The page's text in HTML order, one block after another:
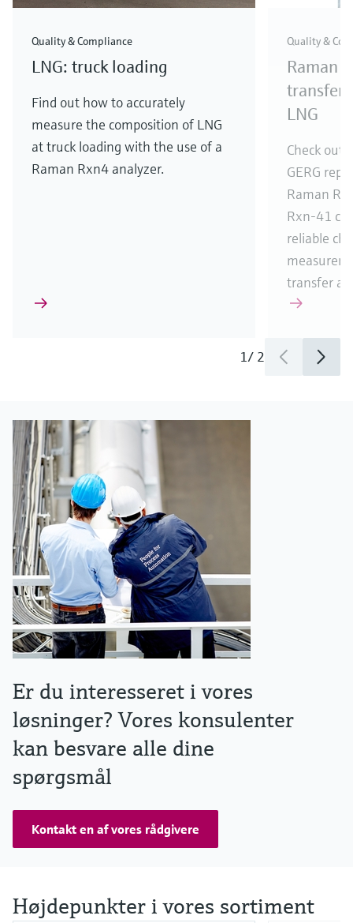
Quality & Compliance
LNG: truck loading
Find out how to accurately
measure the composition of LNG
at truck loading with the use of a
Raman Rxn4 analyzer.
Quality &
Raman
transfer
LNG
Check out
GERG
Raman
Rxn-41
reliable
transfer
1/ 2
Er du interesseret i vores
løsninger? Vores konsulenter
kan besvare alle dine
spørgsmål
Kontakt en af vores rådgivere
Højdepunkter i vores sortiment